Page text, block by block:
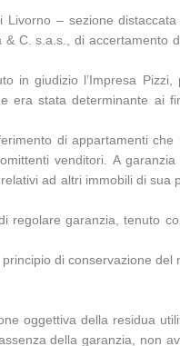
– sezione
C. s.a.s., di accertamento
giudizio l’Impresa Pizzi,
era stata determinante ai
di appartamenti che
venditori. A garanzia
ad altri immobili di sua
regolare garanzia, tenuto
di conservazione del
oggettiva della residua
della garanzia, non